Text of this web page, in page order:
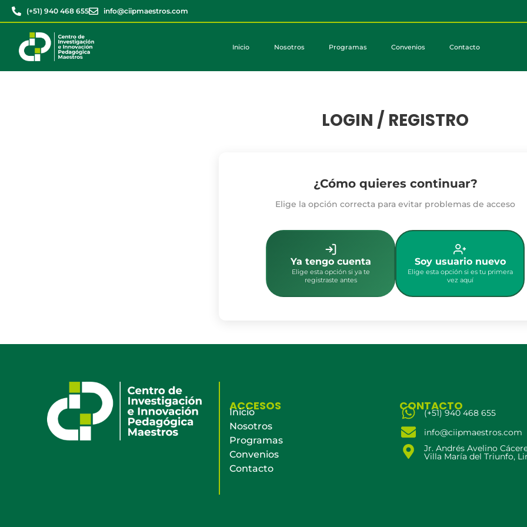
(+51) 940 468 655 info@ciipmaestros.com
Inicio Nosotros Programas Convenios Contacto
LOGIN / REGISTRO
¿Cómo quieres continuar?
Elige la opción correcta para evitar problemas de acceso
Ya tengo cuenta
Elige esta opción si ya te
registraste antes
Soy usuario nuevo
Elige esta opción si es tu primera
vez aquí
ACCESOS
Inicio
Nosotros
Programas
Convenios
Contacto
CONTACTO
(+51) 940 468 655
info@ciipmaestros.com
Jr. Andrés Avelino
Villa María del Triunfo,